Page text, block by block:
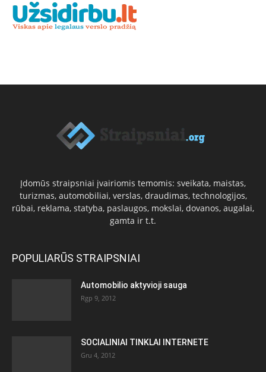
Įdomūs straipsniai įvairiomis temomis: sveikata, maistas,
turizmas, automobiliai, verslas, draudimas, technologijos,
rūbai, reklama, statyba, paslaugos, mokslai, dovanos, augalai,
gamta ir t.t.
POPULIARŪS STRAIPSNIAI
Automobilio aktyvioji sauga
Rgp 9, 2012
SOCIALINIAI TINKLAI INTERNETE
Gru 4, 2012